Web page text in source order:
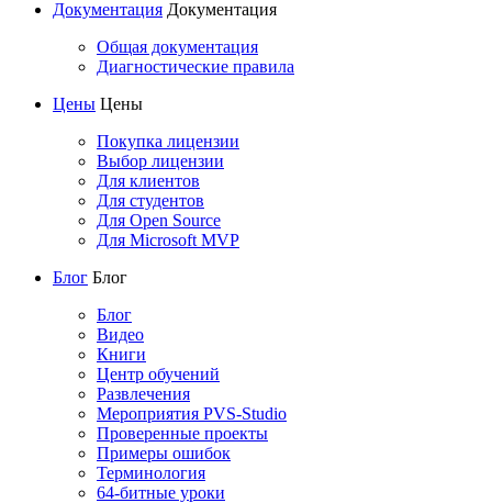
Документация Документация
Общая документация
Диагностические правила
Цены Цены
Покупка лицензии
Выбор лицензии
Для клиентов
Для студентов
Для Open Source
Для Microsoft MVP
Блог Блог
Блог
Видео
Книги
Центр обучений
Развлечения
Мероприятия PVS-Studio
Проверенные проекты
Примеры ошибок
Терминология
64-битные уроки